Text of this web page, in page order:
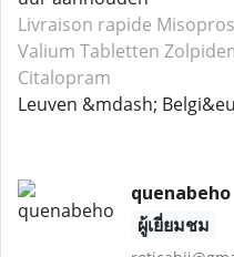
Livraison rapide
Valium Tabletten
Citalopram
Leuven &mdash;
quenabeho
ผู้เยี่ยมชม